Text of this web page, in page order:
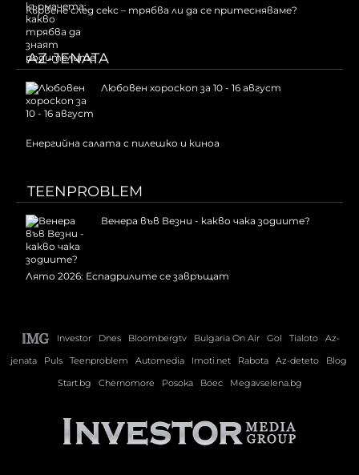
Кървене след секс – трябва ли да се притесняваме?
AZ-JENATA
Любовен хороскоп за 10 - 16 август
Енергийна салата с пилешко и киноа
TEENPROBLEM
Венера във Везни - какво чака зодиите?
Лято 2026: Еспадрилите се завръщат
Investor Dnes Bloombergtv Bulgaria On Air Gol Tialoto
Az-
jenata
Puls Teenproblem Automedia Imoti.net Rabota Az-deteto
Blog
Start.bg
Chernomore Posoka Boec Megavselena.bg